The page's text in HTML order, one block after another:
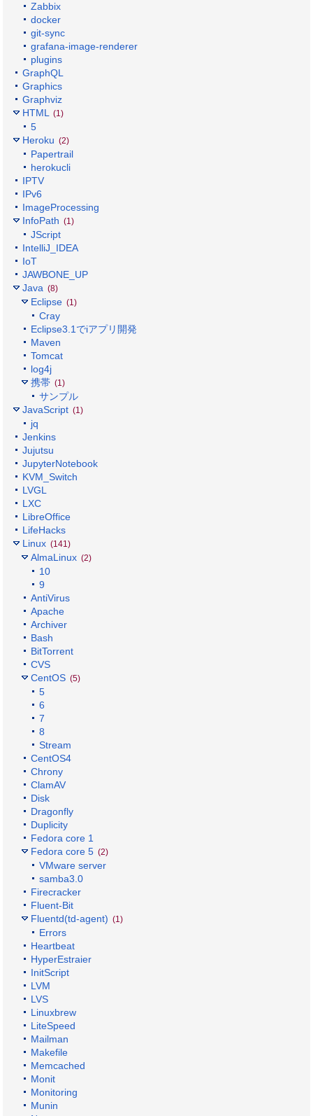
Zabbix
docker
git-sync
grafana-image-renderer
plugins
GraphQL
Graphics
Graphviz
HTML
(1)
5
Heroku (2)
Papertrail
herokucli
IPTV
IPv6
ImageProcessing
InfoPath (1)
JScript
IntelliJ_IDEA
IoT
JAWBONE_UP
Java (8)
Eclipse (1)
Cray
Eclipse3.1でiアプリ開発
Maven
Tomcat
log4j
携帯 (1)
サンプル
JavaScript (1)
jq
Jenkins
Jujutsu
JupyterNotebook
KVM_Switch
LVGL
LXC
LibreOffice
LifeHacks
Linux (141)
AlmaLinux (2)
10
9
AntiVirus
Apache
Archiver
Bash
BitTorrent
CVS
CentOS (5)
5
6
7
8
Stream
CentOS4
Chrony
ClamAV
Disk
Dragonfly
Duplicity
Fedora core 1
Fedora core 5 (2)
VMware server
samba3.0
Firecracker
Fluent-Bit
Fluentd(td-agent) (1)
Errors
Heartbeat
HyperEstraier
InitScript
LVM
LVS
Linuxbrew
LiteSpeed
Mailman
Makefile
Memcached
Monit
Monitoring
Munin